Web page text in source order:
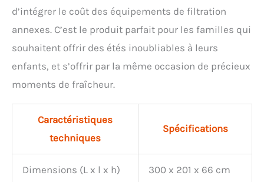
d’intégrer le coût des équipements de filtration
annexes. C’est le produit parfait pour les familles qui
souhaitent offrir des étés inoubliables à leurs
enfants, et s’offrir par la même occasion de précieux
moments de fraîcheur.
Caractéristiques
techniques
Spécifications
Dimensions (L x l x h) 300 x 201 x 66 cm